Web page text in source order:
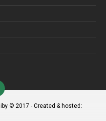
© 2017 - Created & hosted: